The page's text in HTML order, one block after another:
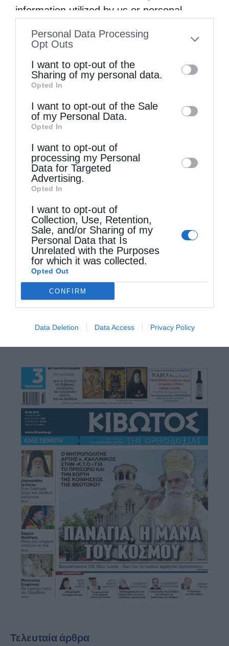
information utilized by us or personal
to your opt-out. You may separately opt-out
information by third parties on the IAB’s list
of downstream participants. This
information may also be disclosed by us to
third parties on theIAB’s List of
Downstream Participants
disclose it to other third parties.
Personal Data Processing
Opt Outs
I want to opt-out of the
Sharing of my personal data.
Opted In
I want to opt-out of the Sale
of my Personal Data.
Opted In
I want to opt-out of
processing my Personal
Data for Targeted
Advertising.
Opted In
I want to opt-out of
Collection, Use, Retention,
Sale, and/or Sharing of my
Personal Data that Is
Unrelated with the Purposes
for which it was collected.
Opted Out
CONFIRM
Data Deletion Data Access Privacy Policy
Επικαιρότητα
Μεγάλη Πέμπτη: Η θλιβερότερη ημέρα της
Χριστιανοσύνης
Tην Μεγάλη Πέμπτη αναβιώνονται στην
Εκκλησία μας, τα γεγονότα της τελευταίας
ημέρας της ζωής του Ιησού Χριστού στη Γη…
Όπως μας αναφέρουν τα Ευαγγέλια, ο
Χριστός θέλησε πριν θυσιαστεί για …
Τελευταία άρθρα